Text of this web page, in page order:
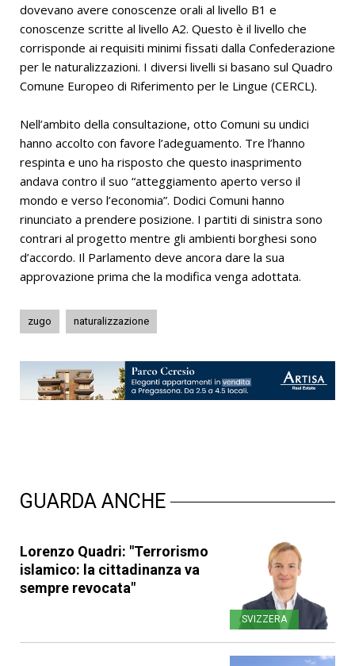
dovevano avere conoscenze orali al livello B1 e
conoscenze scritte al livello A2. Questo è il livello che
corrisponde ai requisiti minimi fissati dalla Confederazione
per le naturalizzazioni. I diversi livelli si basano sul Quadro
Comune Europeo di Riferimento per le Lingue (CERCL).
Nell’ambito della consultazione, otto Comuni su undici
hanno accolto con favore l’adeguamento. Tre l’hanno
respinta e uno ha risposto che questo inasprimento
andava contro il suo “atteggiamento aperto verso il
mondo e verso l’economia”. Dodici Comuni hanno
rinunciato a prendere posizione. I partiti di sinistra sono
contrari al progetto mentre gli ambienti borghesi sono
d’accordo. Il Parlamento deve ancora dare la sua
approvazione prima che la modifica venga adottata.
zugo naturalizzazione
GUARDA ANCHE
Lorenzo Quadri: "Terrorismo
islamico: la cittadinanza va
sempre revocata"
SVIZZERA